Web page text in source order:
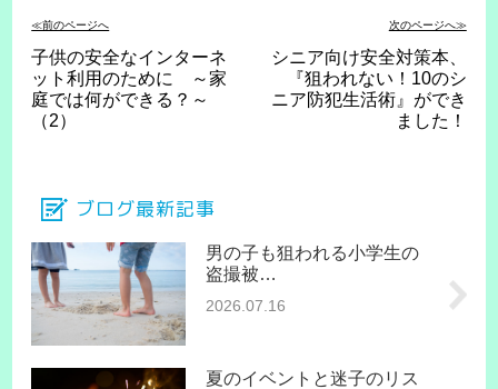
≪前のページへ 次のページへ≫
子供の安全なインターネ
ット利用のために ～家
庭では何ができる？～
（2）
シニア向け安全対策本、
『狙われない！10のシ
ニア防犯生活術』ができ
ました！
ブログ最新記事
男の子も狙われる小学生の
盗撮被…
2026.07.16
夏のイベントと迷子のリス